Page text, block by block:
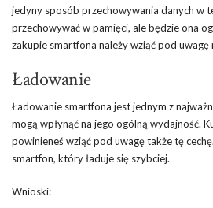
jedyny sposób przechowywania danych w
przechowywać w pamięci, ale będzie ona
zakupie smartfona należy wziąć pod uwagę
Ładowanie
Ładowanie smartfona jest jednym z
mogą wpłynąć na jego ogólną wydajność.
powinieneś wziąć pod uwagę także tę
smartfon, który ładuje się szybciej.
Wnioski: